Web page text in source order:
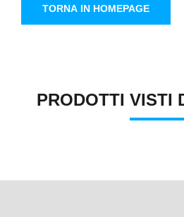
TORNA IN HOMEPAGE
PRODOTTI VISTI